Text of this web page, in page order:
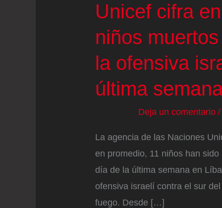
Unicef cifra
niños
la ofensiva
última
Deja un comentario /
La agencia de las Naciones
en promedio, 11 niños han
día de la última semana en
ofensiva israelí contra el sur
fuego. Desde […]